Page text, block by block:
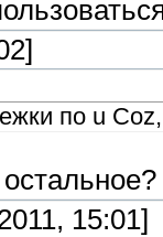
по u
15:01]